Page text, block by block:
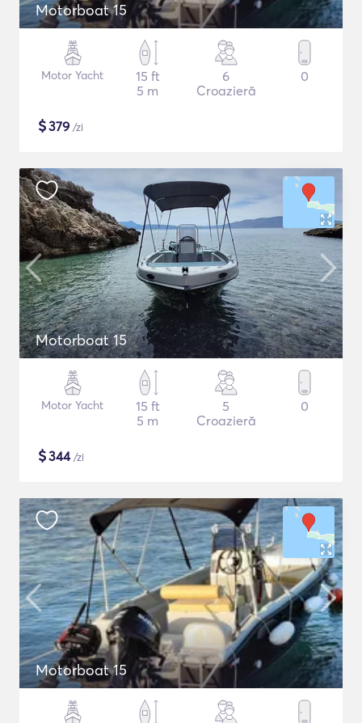
Motorboat 15
Motor Yacht
15 ft
5 m
6
Croazieră
0
$379 /zi
Motorboat 15
Motor Yacht
15 ft
5 m
5
Croazieră
0
$344/zi
Motorboat 15